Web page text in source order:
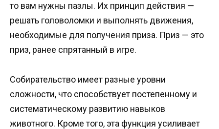
то вам нужны пазлы. Их принцип действия —
решать головоломки и выполнять движения,
необходимые для получения приза. Приз — это
приз, ранее спрятанный в игре.
Собирательство имеет разные уровни
сложности, что способствует постепенному и
систематическому развитию навыков
животного. Кроме того, эта функция усиливает